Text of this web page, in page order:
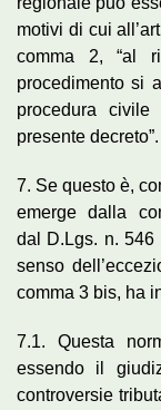
motivi di cui
comma 2, “al
procedimento si
procedura
presente decreto”.
7. Se questo è,
emerge dalla
dal D.Lgs. n. 546
senso
comma 3 bis, ha
7.1. Questa
essendo il
controversie